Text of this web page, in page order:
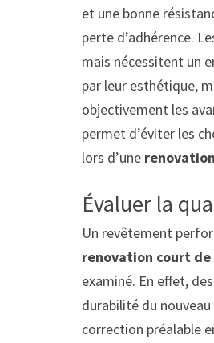
et une bonne
perte d’adhérence.
mais nécessitent un
par leur esthétique,
objectivement les
permet d’éviter les
lors d’une
Évaluer la
Un revêtement
renovation court de
examiné. En effet,
durabilité du
correction préalable